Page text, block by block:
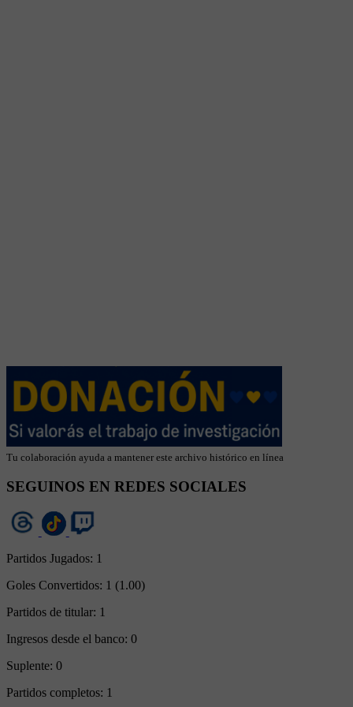
Tu colaboración ayuda a mantener este archivo histórico en línea
SEGUINOS EN REDES SOCIALES
Partidos Jugados: 1
Goles Convertidos: 1 (1.00)
Partidos de titular: 1
Ingresos desde el banco: 0
Suplente: 0
Partidos completos: 1